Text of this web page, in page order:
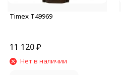
Timex T49969
11 120₽
Нет в наличии